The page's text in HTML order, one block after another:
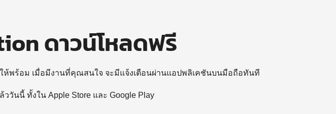
ดาวน์โหลดฟรี
ห้พร้อม เมื่อมีงานที่คุณสนใจ จะมีแจ้งเตือนผ่านแอปพลิเคชันบนมือถือทันที
วันนี้ ทั้งใน Apple Store และ Google Play